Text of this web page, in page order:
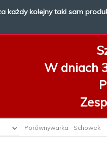
każdy kolejny taki sam
W dniach
Porównywarka Schowek